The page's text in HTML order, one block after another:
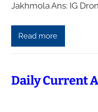
Jakhmola Ans: IG
Read more
Daily Current